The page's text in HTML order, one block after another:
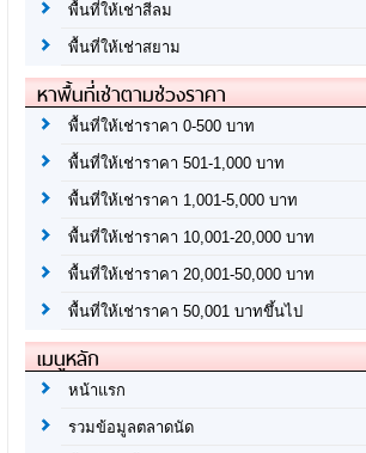
พื้นที่ให้เช่าสีลม
พื้นที่ให้เช่าสยาม
หาพื้นที่เช่าตามช่วงราคา
พื้นที่ให้เช่าราคา 0-500 บาท
พื้นที่ให้เช่าราคา 501-1,000 บาท
พื้นที่ให้เช่าราคา 1,001-5,000 บาท
พื้นที่ให้เช่าราคา 10,001-20,000 บาท
พื้นที่ให้เช่าราคา 20,001-50,000 บาท
พื้นที่ให้เช่าราคา 50,001 บาทขึ้นไป
เมนูหลัก
หน้าแรก
รวมข้อมูลตลาดนัด